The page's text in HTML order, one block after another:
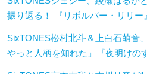
振り返る！ 『リボルバー・リリー
SixTONES松村北斗＆上白石萌音
やっと人柄を知れた」『夜明けの